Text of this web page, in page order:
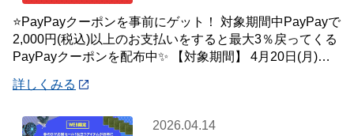
⭐PayPayクーポンを事前にゲット！ 対象期間中PayPayで
2,000円(税込)以上のお支払いをすると最大3％戻ってくる
PayPayクーポンを配布中✨ 【対象期間】 4月20日(月)～5
詳しくみる
2026.04.14